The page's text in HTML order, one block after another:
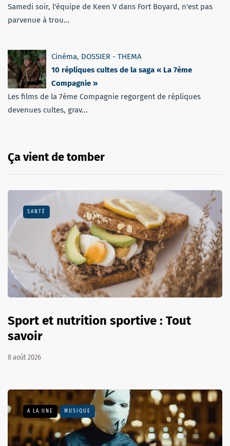
Samedi soir, l'équipe de Keen V dans Fort Boyard, n'est pas
parvenue à trou...
Cinéma, DOSSIER - THEMA
10 répliques cultes de la saga « La 7ème
Compagnie »
Les films de la 7ème Compagnie regorgent de répliques
devenues cultes, grav...
Ça vient de tomber
SANTÉ
Sport et nutrition sportive : Tout
savoir
8 août 2026
A LA UNE MUSIQUE